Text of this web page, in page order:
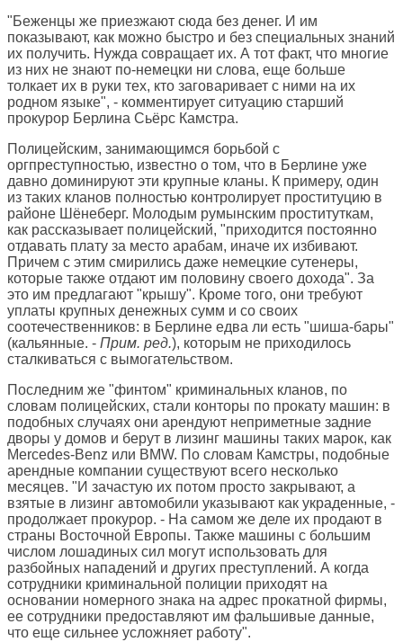
"Беженцы же приезжают сюда без денег. И им
показывают, как можно быстро и без специальных знаний
их получить. Нужда совращает их. А тот факт, что многие
из них не знают по-немецки ни слова, еще больше
толкает их в руки тех, кто заговаривает с ними на их
родном языке", - комментирует ситуацию старший
прокурор Берлина Сьёрс Камстра.
Полицейским, занимающимся борьбой с
оргпреступностью, известно о том, что в Берлине уже
давно доминируют эти крупные кланы. К примеру, один
из таких кланов полностью контролирует проституцию в
районе Шёнеберг. Молодым румынским проституткам,
как рассказывает полицейский, "приходится постоянно
отдавать плату за место арабам, иначе их избивают.
Причем с этим смирились даже немецкие сутенеры,
которые также отдают им половину своего дохода". За
это им предлагают "крышу". Кроме того, они требуют
уплаты крупных денежных сумм и со своих
соотечественников: в Берлине едва ли есть "шиша-бары"
(кальянные. - Прим. ред.), которым не приходилось
сталкиваться с вымогательством.
Последним же "финтом" криминальных кланов, по
словам полицейских, стали конторы по прокату машин: в
подобных случаях они арендуют неприметные задние
дворы у домов и берут в лизинг машины таких марок, как
Mercedes-Benz или BMW. По словам Камстры, подобные
арендные компании существуют всего несколько
месяцев. "И зачастую их потом просто закрывают, а
взятые в лизинг автомобили указывают как украденные, -
продолжает прокурор. - На самом же деле их продают в
страны Восточной Европы. Также машины с большим
числом лошадиных сил могут использовать для
разбойных нападений и других преступлений. А когда
сотрудники криминальной полиции приходят на
основании номерного знака на адрес прокатной фирмы,
ее сотрудники предоставляют им фальшивые данные,
что еще сильнее усложняет работу".